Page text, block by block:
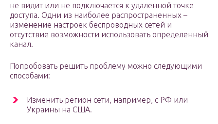
не видит или не подключается к удаленной точке
доступа. Одни из наиболее распространенных –
изменение настроек беспроводных сетей и
отсутствие возможности использовать определенный
канал.
Попробовать решить проблему можно следующими
способами:
Изменить регион сети, например, с РФ или
Украины на США.